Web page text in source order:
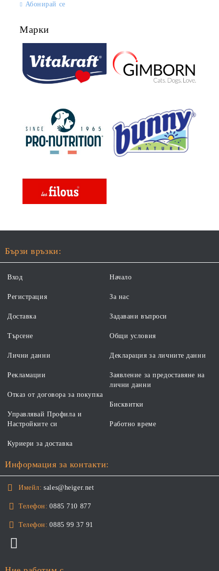
Абонирай се
Марки
Бързи връзки:
Вход
Регистрация
Доставка
Търсене
Начало
За нас
Задавани въпроси
Общи условия
Лични данни
Рекламации
Отказ от договора за покупка
Управлявай Профила и
Настройките си
Декларация за личните данни
Заявление за предоставяне на
лични данни
Бисквитки
Работно време
Куриери за доставка
Информация за контакти:
Имейл: sales@heiger.net
Телефон: 0885 710 877
Телефон: 0885 99 37 91